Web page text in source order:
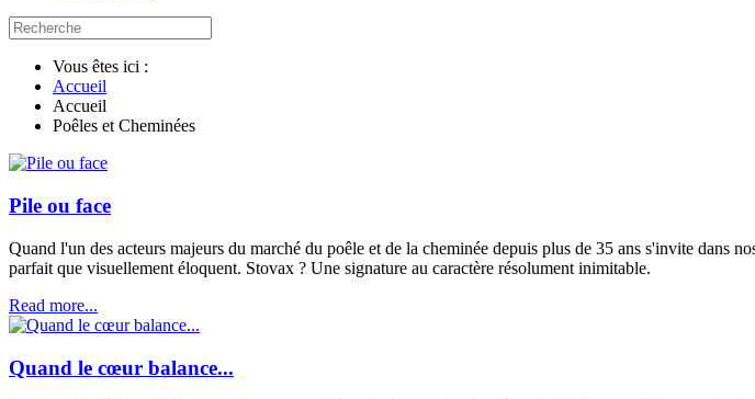
Vous êtes ici :
Accueil
Accueil
Poêles et Cheminées
Pile ou face
Quand l'un des acteurs majeurs du marché du poêle et de la cheminée depuis plus de 35 ans s'invite dans
parfait que visuellement éloquent. Stovax ? Une signature au caractère résolument inimitable.
Read more...
Quand le cœur balance...